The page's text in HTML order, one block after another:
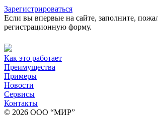
Зарегистрироваться
Если вы впервые на сайте, заполните,
регистрационную форму.
Как это работает
Преимущества
Примеры
Новости
Сервисы
Контакты
© 2026 ООО “МИР”